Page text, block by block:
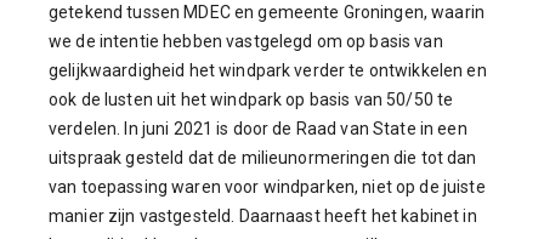
getekend tussen MDEC en gemeente Groningen, waarin
we de intentie hebben vastgelegd om op basis van
gelijkwaardigheid het windpark verder te ontwikkelen en
ook de lusten uit het windpark op basis van 50/50 te
verdelen. In juni 2021 is door de Raad van State in een
uitspraak gesteld dat de milieunormeringen die tot dan
van toepassing waren voor windparken, niet op de juiste
manier zijn vastgesteld. Daarnaast heeft het kabinet in